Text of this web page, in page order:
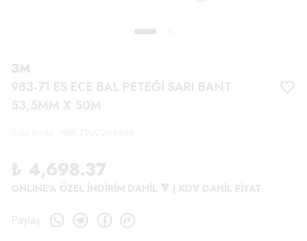
3M
983-71 ES ECE BAL PETEĞİ SARI BANT
53,5MM X 50M
₺ 4,698.37
ONLINE'A ÖZEL İNDİRİM DAHİL 🔻 | KDV DAHİL FİYAT
Paylaş